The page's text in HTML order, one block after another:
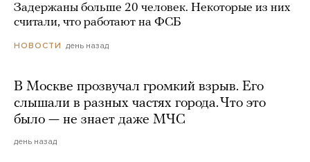
Задержаны больше 20 человек. Некоторые из них
считали, что работают на ФСБ
НОВОСТИ день назад
В Москве прозвучал громкий взрыв. Его
слышали в разных частях города. Что это
было — не знает даже МЧС
день назад